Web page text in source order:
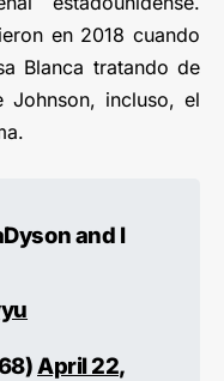
en 2018 cuando
Blanca tratando de
Johnson, incluso, el
and I
April 22,